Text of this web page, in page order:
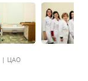
ЦАО